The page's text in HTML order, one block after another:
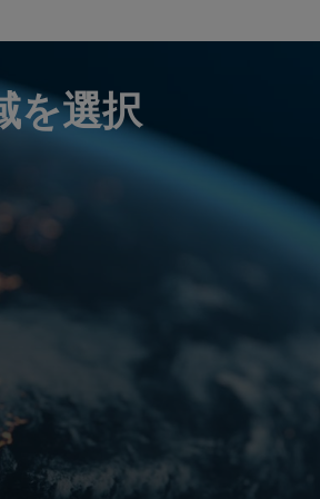
を選択